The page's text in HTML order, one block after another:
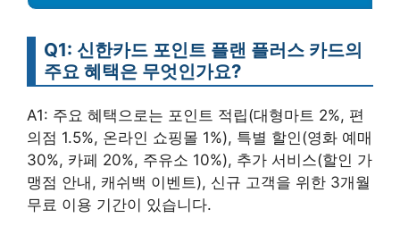
Q1: 신한카드 포인트 플랜 플러스 카드의
주요 혜택은 무엇인가요?
A1: 주요 혜택으로는 포인트 적립(대형마트 2%, 편
의점 1.5%, 온라인 쇼핑몰 1%), 특별 할인(영화 예매
30%, 카페 20%, 주유소 10%), 추가 서비스(할인 가
맹점 안내, 캐쉬백 이벤트), 신규 고객을 위한 3개월
무료 이용 기간이 있습니다.